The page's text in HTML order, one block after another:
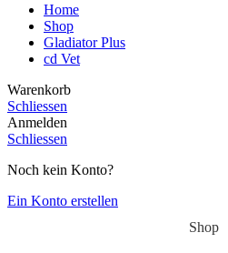
Home
Shop
Gladiator Plus
cd Vet
Warenkorb
Schliessen
Anmelden
Schliessen
Noch kein Konto?
Ein Konto erstellen
Shop